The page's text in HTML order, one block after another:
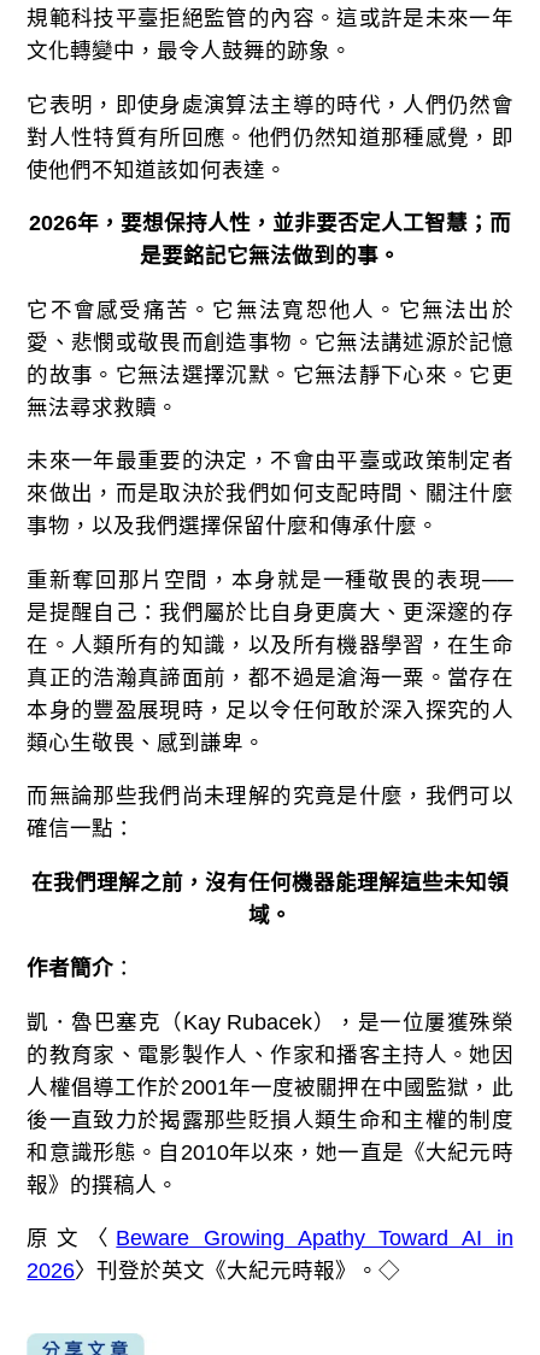
規範科技平臺拒絕監管的內容。這或許是未來一年
文化轉變中，最令人鼓舞的跡象。
它表明，即使身處演算法主導的時代，人們仍然會
對人性特質有所回應。他們仍然知道那種感覺，即
使他們不知道該如何表達。
2026年，要想保持人性，並非要否定人工智慧；而
是要銘記它無法做到的事。
它不會感受痛苦。它無法寬恕他人。它無法出於
愛、悲憫或敬畏而創造事物。它無法講述源於記憶
的故事。它無法選擇沉默。它無法靜下心來。它更
無法尋求救贖。
未來一年最重要的決定，不會由平臺或政策制定者
來做出，而是取決於我們如何支配時間、關注什麼
事物，以及我們選擇保留什麼和傳承什麼。
重新奪回那片空間，本身就是一種敬畏的表現──
是提醒自己：我們屬於比自身更廣大、更深邃的存
在。人類所有的知識，以及所有機器學習，在生命
真正的浩瀚真諦面前，都不過是滄海一粟。當存在
本身的豐盈展現時，足以令任何敢於深入探究的人
類心生敬畏、感到謙卑。
而無論那些我們尚未理解的究竟是什麼，我們可以
確信一點：
在我們理解之前，沒有任何機器能理解這些未知領
域。
作者簡介 ：
凱．魯巴塞克（Kay Rubacek），是一位屢獲殊榮
的教育家、電影製作人、作家和播客主持人。她因
人權倡導工作於2001年一度被關押在中國監獄，此
後一直致力於揭露那些貶損人類生命和主權的制度
和意識形態。自2010年以來，她一直是《大紀元時
報》的撰稿人。
原文〈 Beware Growing Apathy Toward AI in
2026〉刊登於英文《大紀元時報》。◇